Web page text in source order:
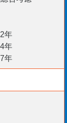
ださい。
年
年
年